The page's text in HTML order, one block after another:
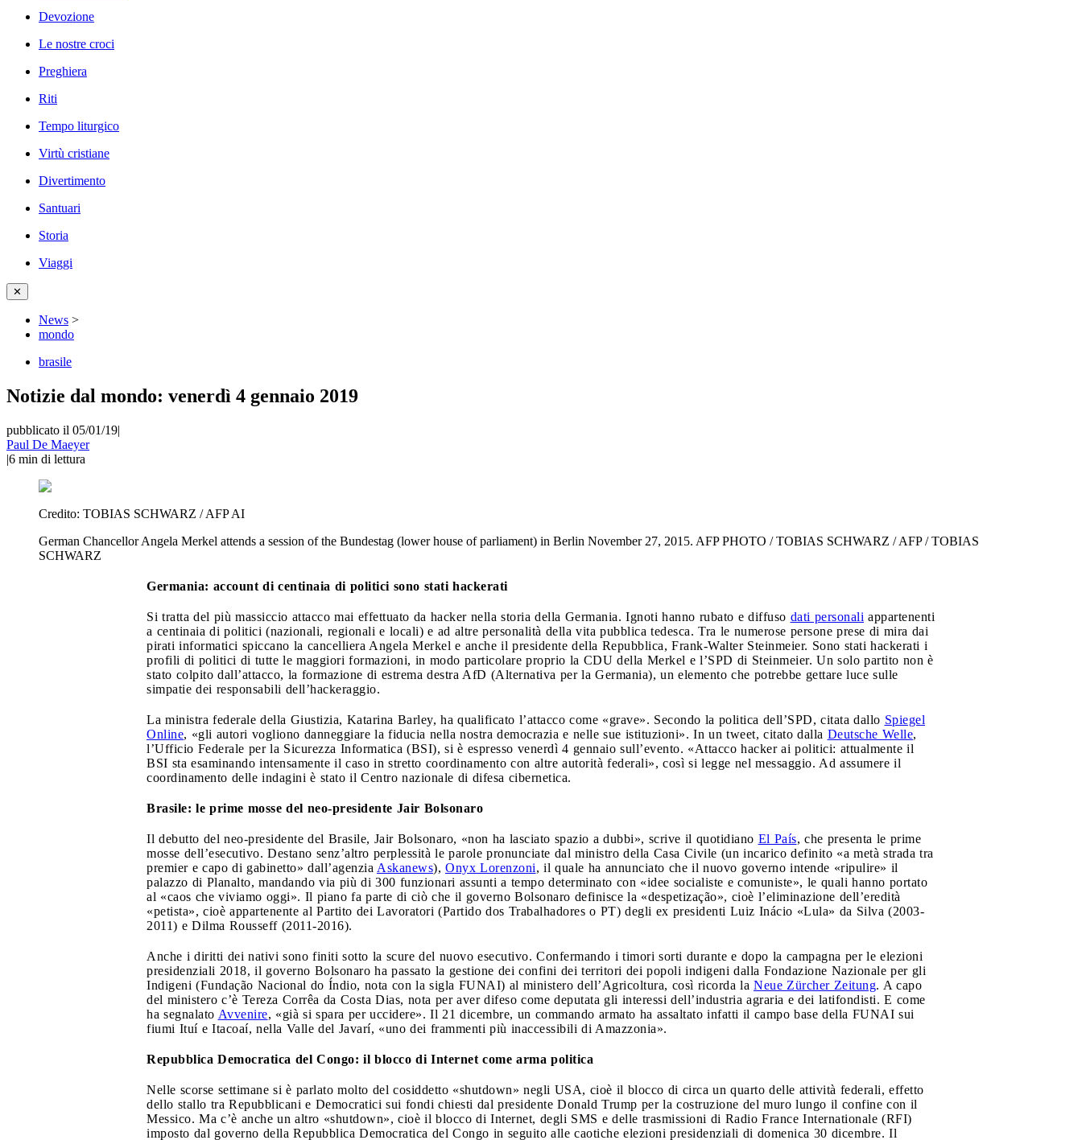
Devozione
Le nostre croci
Preghiera
Riti
Tempo liturgico
Virtù cristiane
Divertimento
Santuari
Storia
Viaggi
✕
News >
mondo
brasile
Notizie dal mondo: venerdì 4 gennaio 2019
pubblicato il 05/01/19|
Paul De Maeyer
|6 min di lettura
Credito: TOBIAS SCHWARZ / AFP AI
German Chancellor Angela Merkel attends a session of the Bundestag (lower house of parliament) in Berlin November 27, 2015. AFP PHOTO / TOBIAS SCHWARZ / AFP / TOBIAS
SCHWARZ
Germania: account di centinaia di politici sono stati hackerati
Si tratta del più massiccio attacco mai effettuato da hacker nella storia della Germania. Ignoti hanno rubato e diffuso dati personali appartenenti
a centinaia di politici (nazionali, regionali e locali) e ad altre personalità della vita pubblica tedesca. Tra le numerose persone prese di mira dai
pirati informatici spiccano la cancelliera Angela Merkel e anche il presidente della Repubblica, Frank-Walter Steinmeier. Sono stati hackerati i
profili di politici di tutte le maggiori formazioni, in modo particolare proprio la CDU della Merkel e l’SPD di Steinmeier. Un solo partito non è
stato colpito dall’attacco, la formazione di estrema destra AfD (Alternativa per la Germania), un elemento che potrebbe gettare luce sulle
simpatie dei responsabili dell’hackeraggio.
La ministra federale della Giustizia, Katarina Barley, ha qualificato l’attacco come «grave». Secondo la politica dell’SPD, citata dallo Spiegel
Online, «gli autori vogliono danneggiare la fiducia nella nostra democrazia e nelle sue istituzioni». In un tweet, citato dalla Deutsche Welle,
l’Ufficio Federale per la Sicurezza Informatica (BSI), si è espresso venerdì 4 gennaio sull’evento. «Attacco hacker ai politici: attualmente il
BSI sta esaminando intensamente il caso in stretto coordinamento con altre autorità federali», così si legge nel messaggio. Ad assumere il
coordinamento delle indagini è stato il Centro nazionale di difesa cibernetica.
Brasile: le prime mosse del neo-presidente Jair Bolsonaro
Il debutto del neo-presidente del Brasile, Jair Bolsonaro, «non ha lasciato spazio a dubbi», scrive il quotidiano El País, che presenta le prime
mosse dell’esecutivo. Destano senz’altro perplessità le parole pronunciate dal ministro della Casa Civile (un incarico definito «a metà strada tra
premier e capo di gabinetto» dall’agenzia Askanews), Onyx Lorenzoni, il quale ha annunciato che il nuovo governo intende «ripulire» il
palazzo di Planalto, mandando via più di 300 funzionari assunti a tempo determinato con «idee socialiste e comuniste», le quali hanno portato
al «caos che viviamo oggi». Il piano fa parte di ciò che il governo Bolsonaro definisce la «despetização», cioè l’eliminazione dell’eredità
«petista», cioè appartenente al Partito dei Lavoratori (Partido dos Trabalhadores o PT) degli ex presidenti Luiz Inácio «Lula» da Silva (2003-
2011) e Dilma Rousseff (2011-2016).
Anche i diritti dei nativi sono finiti sotto la scure del nuovo esecutivo. Confermando i timori sorti durante e dopo la campagna per le elezioni
presidenziali 2018, il governo Bolsonaro ha passato la gestione dei confini dei territori dei popoli indigeni dalla Fondazione Nazionale per gli
Indigeni (Fundação Nacional do Índio, nota con la sigla FUNAI) al ministero dell’Agricoltura, così ricorda la Neue Zürcher Zeitung. A capo
del ministero c’è Tereza Corrêa da Costa Dias, nota per aver difeso come deputata gli interessi dell’industria agraria e dei latifondisti. E come
ha segnalato Avvenire, «già si spara per uccidere». Il 21 dicembre, un commando armato ha assaltato infatti il campo base della FUNAI sui
fiumi Ituí e Itacoaí, nella Valle del Javarí, «uno dei frammenti più inaccessibili di Amazzonia».
Repubblica Democratica del Congo: il blocco di Internet come arma politica
Nelle scorse settimane si è parlato molto del cosiddetto «shutdown» negli USA, cioè il blocco di circa un quarto delle attività federali, effetto
dello stallo tra Repubblicani e Democratici sui fondi chiesti dal presidente Donald Trump per la costruzione del muro lungo il confine con il
Messico. Ma c’è anche un altro «shutdown», cioè il blocco di Internet, degli SMS e delle trasmissioni di Radio France Internationale (RFI)
imposto dal governo della Repubblica Democratica del Congo in seguito alle caotiche elezioni presidenziali di domenica 30 dicembre. Il